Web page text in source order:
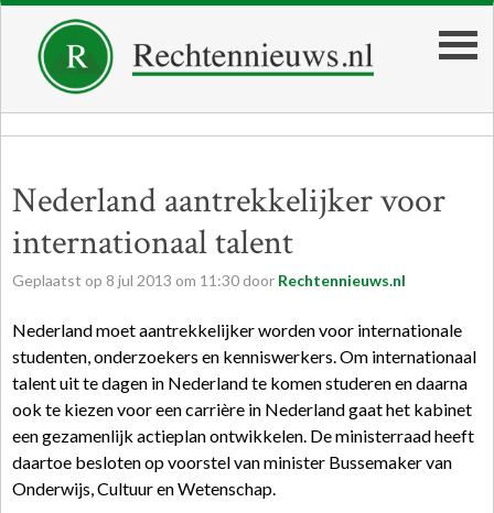
Nederland aantrekkelijker voor
internationaal talent
Geplaatst op 8 jul 2013 om 11:30 door Rechtennieuws.nl
Nederland moet aantrekkelijker worden voor internationale
studenten, onderzoekers en kenniswerkers. Om internationaal
talent uit te dagen in Nederland te komen studeren en daarna
ook te kiezen voor een carrière in Nederland gaat het kabinet
een gezamenlijk actieplan ontwikkelen. De ministerraad heeft
daartoe besloten op voorstel van minister Bussemaker van
Onderwijs, Cultuur en Wetenschap.